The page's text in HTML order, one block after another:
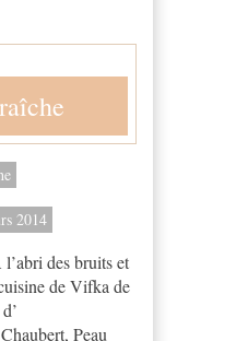
2014
des bruits et
de Vifka de
Peau